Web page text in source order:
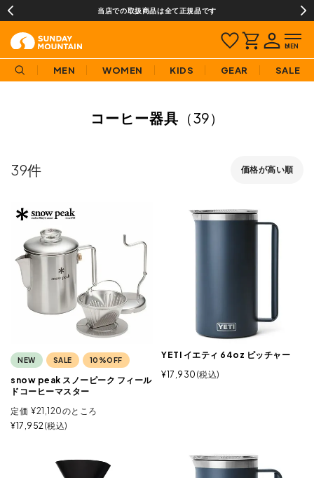
当店での取扱商品は全て正規品です
MEN WOMEN KIDS GEAR SALE
コーヒー器具 （39）
価格が高い順
39
NEW SALE 10%OFF
snow peak スノーピーク フィール
ドコーヒーマスター
定価 ¥21,120のところ
¥17,952 税込
YETI イエティ 64oz ピッチャー
¥17,930 税込